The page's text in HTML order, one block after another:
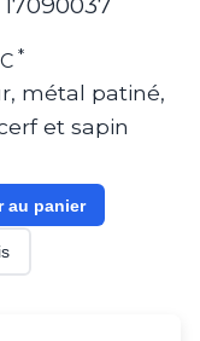
*
métal patiné,
et sapin
au panier